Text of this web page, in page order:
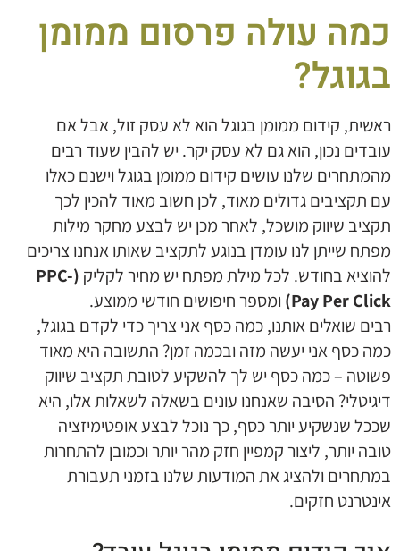
כמה עולה פרסום ממומן
בגוגל?
ראשית, קידום ממומן בגוגל הוא לא עסק זול, אבל אם
עובדים נכון, הוא גם לא עסק יקר. יש להבין שעוד רבים
מהמתחרים שלנו עושים קידום ממומן בגוגל וישנם כאלו
עם תקציבים גדולים מאוד, לכן חשוב מאוד להכין לכך
תקציב שיווק מושכל, לאחר מכן יש לבצע מחקר מילות
מפתח שייתן לנו עומדן בנוגע לתקציב שאותו אנחנו צריכים
להוציא בחודש. לכל מילת מפתח יש מחיר לקליק (PPC-
Pay Per Click) ומספר חיפושים חודשי ממוצע.
רבים שואלים אותנו, כמה כסף אני צריך כדי לקדם בגוגל,
כמה כסף אני יעשה מזה ובכמה זמן? התשובה היא מאוד
פשוטה – כמה כסף יש לך להשקיע לטובת תקציב שיווק
דיגיטלי? הסיבה שאנחנו עונים בשאלה לשאלות אלו, היא
שככל שנשקיע יותר כסף, כך נוכל לבצע אופטימיזציה
טובה יותר, ליצור קמפיין חזק מהר יותר וכמובן להתחרות
במתחרים ולהציג את המודעות שלנו בזמני תעבורת
אינטרנט חזקים.